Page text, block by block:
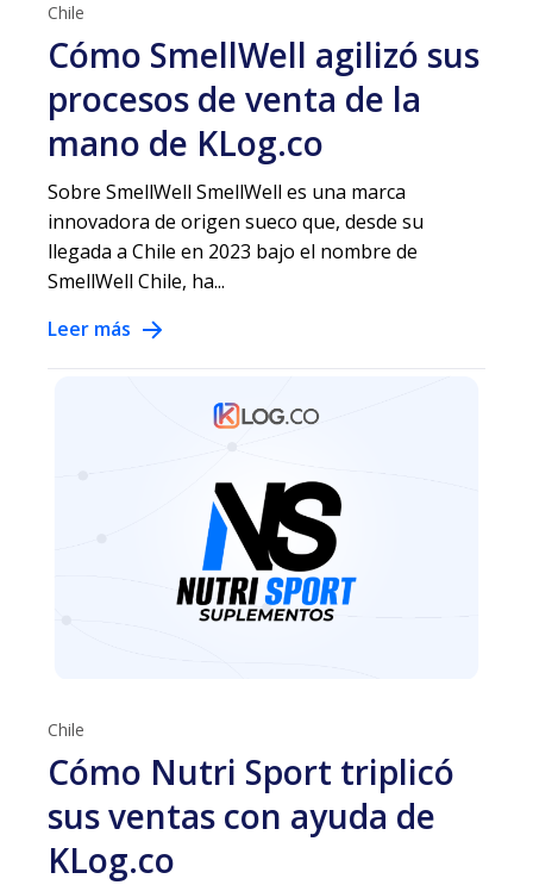
Chile
Cómo SmellWell agilizó sus
procesos de venta de la
mano de KLog.co
Sobre SmellWell SmellWell es una marca
innovadora de origen sueco que, desde su
llegada a Chile en 2023 bajo el nombre de
SmellWell Chile, ha...
Leer más
Chile
Cómo Nutri Sport triplicó
sus ventas con ayuda de
KLog.co